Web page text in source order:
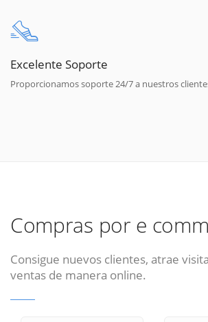
Excelente Soporte
Proporcionamos soporte 24/7 a nuestros
Compras por e
Consigue nuevos clientes, atrae
ventas de manera online.